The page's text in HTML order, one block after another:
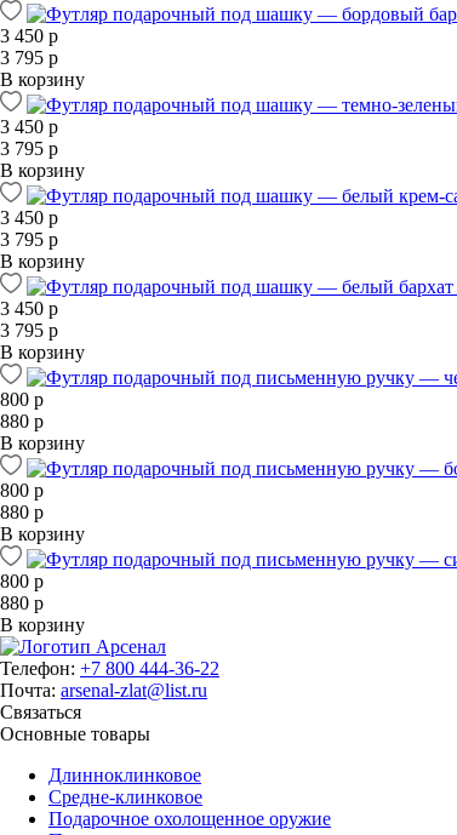
3 450 р
3 795 р
В корзину
3 450 р
3 795 р
В корзину
3 450 р
3 795 р
В корзину
3 450 р
3 795 р
В корзину
800 р
880 р
В корзину
800 р
880 р
В корзину
800 р
880 р
В корзину
Телефон: +7 800 444-36-22
Почта: arsenal-zlat@list.ru
Связаться
Основные товары
Длинноклинковое
Средне-клинковое
Подарочное охолощенное оружие